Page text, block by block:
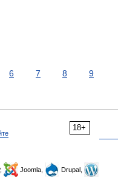
6 7 8
9
18+
Joomla,
Drupal,